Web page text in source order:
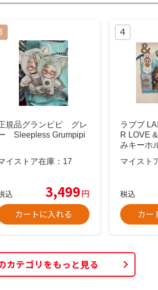
規品グランピピ グレ
Sleepless Grumpipi
イストア在庫： 17
込 3,499円
カートに入れる
ラブブ
R LOVE
みキーホ
マイスト
税込
カー
カテゴリをもっと見る